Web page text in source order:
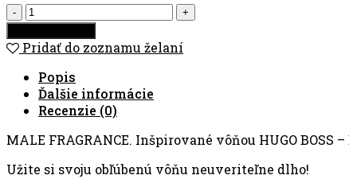
množstvo
Pánsky
parfum
483
Pridať do zoznamu želaní
Popis
Ďalšie informácie
Recenzie (0)
MALE FRAGRANCE. Inšpirované vôňou HUGO BOSS
Užite si svoju obľúbenú vôňu neuveriteľne dlho!